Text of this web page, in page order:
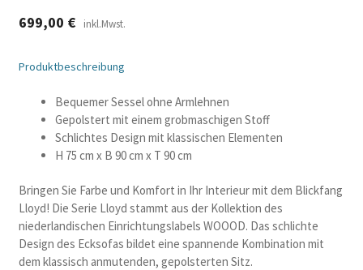
699,00 € inkl.Mwst.
Produktbeschreibung
Bequemer Sessel ohne Armlehnen
Gepolstert mit einem grobmaschigen Stoff
Schlichtes Design mit klassischen Elementen
H 75 cm x B 90 cm x T 90 cm
Bringen Sie Farbe und Komfort in Ihr Interieur mit dem Blickfang
Lloyd! Die Serie Lloyd stammt aus der Kollektion des
niederlandischen Einrichtungslabels WOOOD. Das schlichte
Design des Ecksofas bildet eine spannende Kombination mit
dem klassisch anmutenden, gepolsterten Sitz.